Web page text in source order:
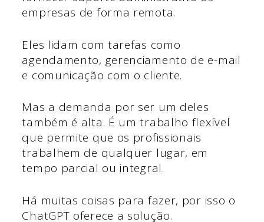
empresas de forma remota.
Eles lidam com tarefas como
agendamento, gerenciamento de e-mail
e comunicação com o cliente.
Mas a demanda por ser um deles
também é alta. É um trabalho flexível
que permite que os profissionais
trabalhem de qualquer lugar, em
tempo parcial ou integral.
Há muitas coisas para fazer, por isso o
ChatGPT oferece a solução.